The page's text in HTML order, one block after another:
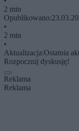
2 min
Opublikowano:
•
2 min
•
Aktualizacja:Ostatnia
Rozpocznij dyskusję!
Reklama
Reklama